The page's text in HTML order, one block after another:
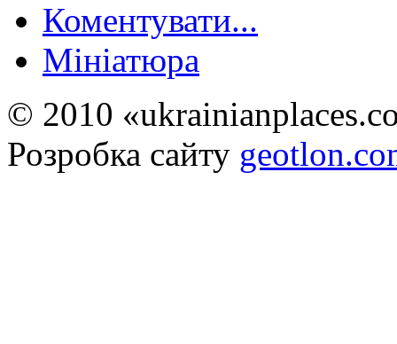
Коментувати...
Мініатюра
© 2010
Розробка сайту